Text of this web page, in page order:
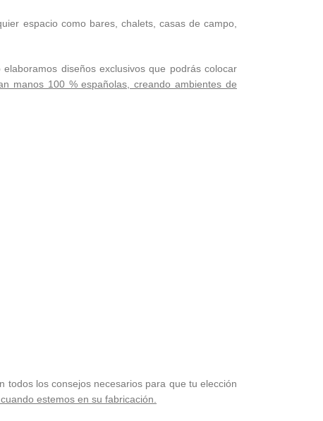
espacio como bares, chalets, casas de campo,
elaboramos diseños exclusivos que podrás colocar
manos 100 % españolas, creando ambientes de
todos los consejos necesarios para que tu elección
estemos en su fabricación.